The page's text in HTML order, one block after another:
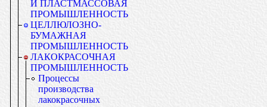
И ПЛАСТМАССОВАЯ
ПРОМЫШЛЕННОСТЬ
ЦЕЛЛЮЛОЗНО-
БУМАЖНАЯ
ПРОМЫШЛЕННОСТЬ
ЛАКОКРАСОЧНАЯ
ПРОМЫШЛЕННОСТЬ
Процессы
производства
лакокрасочных